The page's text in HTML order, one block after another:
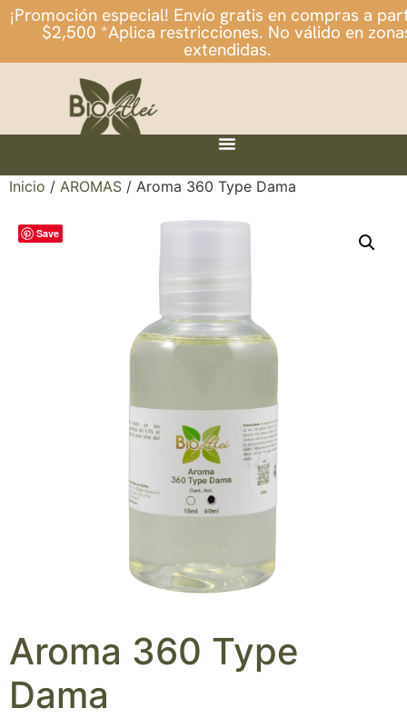
¡Promoción especial! Envío gratis en compras a
$2,500 *Aplica restricciones. No válido en
extendidas.
Inicio / AROMAS / Aroma 360 Type Dama
Save
Aroma 360 Type
Dama